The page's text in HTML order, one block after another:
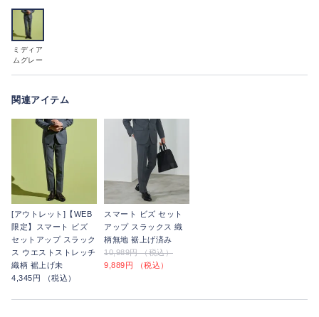
ミディア
ムグレー
関連アイテム
[アウトレット]【WEB
限定】スマート ビズ
セットアップ スラック
ス ウエストストレッチ
織柄 裾上げ未
4,345円 （税込）
スマート ビズ セット
アップ スラックス 織
柄無地 裾上げ済み
10,989円 （税込）
9,889円 （税込）